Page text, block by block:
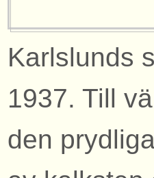
Karlslunds
1937. Till
den